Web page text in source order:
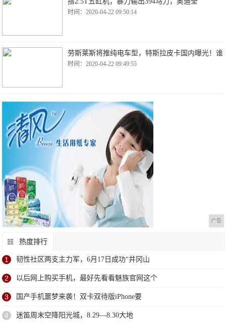
时间：2020-04-22 09:50:14
劳斯莱斯将推纯电车型，特斯拉皮卡国内曝光！谁
时间：2020-04-22 09:49:55
广告
热度排行
1 韧性社区两支主力军，6月17日成功“井冈山
2 以后网上购买手机，最好先看看魅族官网这个
3 国产手机噩梦来袭！双卡双待版iPhone要
4 迷笛周末空降阳光城，8.29—8.30大地